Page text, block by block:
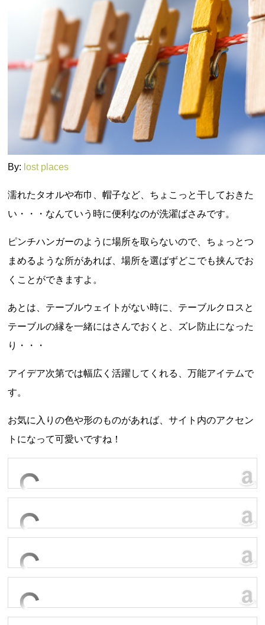
By: lost places
濡れたタオルや布巾、帽子など、ちょこっと干しておきた
い・・・なんていう時に便利なのが洗濯ばさみです。
ピンチハンガーのように場所を取らないので、ちょっとつ
まめるような所があれば、場所を選ばずどこでも挟んでお
くことができますよ。
あとは、テーブルウェイトがない時に、テーブルクロスと
テーブルの縁を一緒にはさんでおくと、ズレ防止になった
り・・・
アイデア次第では幅広く活躍してくれる、万能アイテムで
す。
お気に入りの色や形のものがあれば、サイト内のアクセン
トになって可愛いですね！